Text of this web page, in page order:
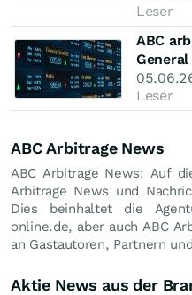
Leser
ABC
Leser
ABC Arbitrage News
ABC Arbitrage News: Auf
Arbitrage News und
Dies beinhaltet die
online.de, aber auch ABC
an Gastautoren, Partnern
Aktie News aus der